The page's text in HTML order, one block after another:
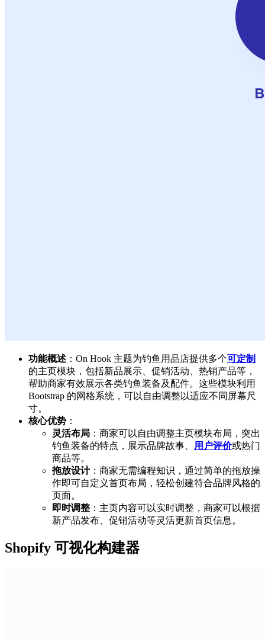
功能概述 ：On Hook 主题为钓鱼用品店提供多个可定制
的主页模块，包括新品展示、促销活动、热销产品等，
帮助商家有效展示各类钓鱼装备及配件。这些模块利用
Bootstrap 的网格系统，可以自由调整以适应不同屏幕尺
寸。
核心优势 ：
灵活布局 ：商家可以自由调整主页模块布局，突出
钓鱼装备的特点，展示品牌故事、
用户评价或热门
商品等。
拖放设计：商家无需编程知识，通过简单的拖放操
作即可自定义首页布局，轻松创建符合品牌风格的
页面。
即时调整 ：主页内容可以实时调整，商家可以根据
新产品发布、促销活动等灵活更新首页信息。
Shopify 可视化构建器